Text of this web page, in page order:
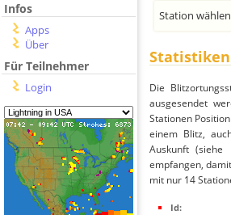
Infos
Apps
Über
Für Teilnehmer
Login
Station
Die
ausgesendet
Stationen
einem Blitz,
Auskunft (siehe
empfangen,
mit nur 14
Id: